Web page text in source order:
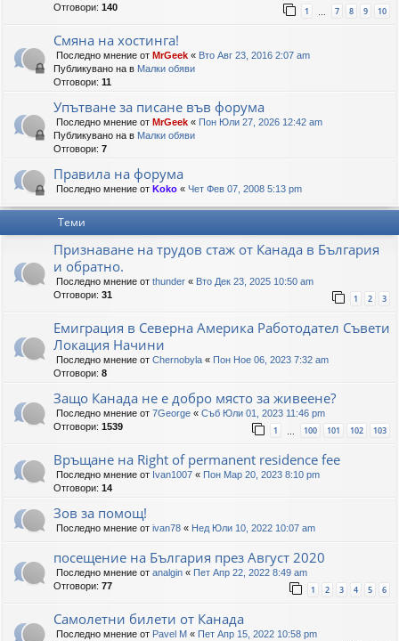
Отговори: 140 1 7 8 9 10
Смяна на хостинга!
Последно мнение от MrGeek « Вто Авг 23, 2016 2:07 am
Публикувано на в Малки обяви
Отговори: 11
Упътване за писане във форума
Последно мнение от MrGeek « Пон Юли 27, 2026 12:42 am
Публикувано на в Малки обяви
Отговори: 7
Правила на форума
Последно мнение от Koko « Чет Фев 07, 2008 5:13 pm
Теми
Признаване на трудов стаж от Канада в България
и обратно.
Последно мнение от thunder « Вто Дек 23, 2025 10:50 am
Отговори: 31 1 2 3
Емиграция в Северна Америка Работодател Съвети
Локация Начини
Последно мнение от Chernobyla « Пон Ное 06, 2023 7:32 am
Отговори: 8
Защо Канада не е добро място за живеене?
Последно мнение от 7George « Съб Юли 01, 2023 11:46 pm
Отговори: 1539 1 … 100 101 102 103
Връщане на Right of permanent residence fee
Последно мнение от Ivan1007 « Пон Мар 20, 2023 8:10 pm
Отговори: 14
Зов за помощ!
Последно мнение от ivan78 « Нед Юли 10, 2022 10:07 am
посещение на България през Август 2020
Последно мнение от analgin « Пет Апр 22, 2022 8:49 am
Отговори: 77 1 2 3 4 5 6
Самолетни билети от Канада
Последно мнение от Pavel M « Пет Апр 15, 2022 10:58 pm